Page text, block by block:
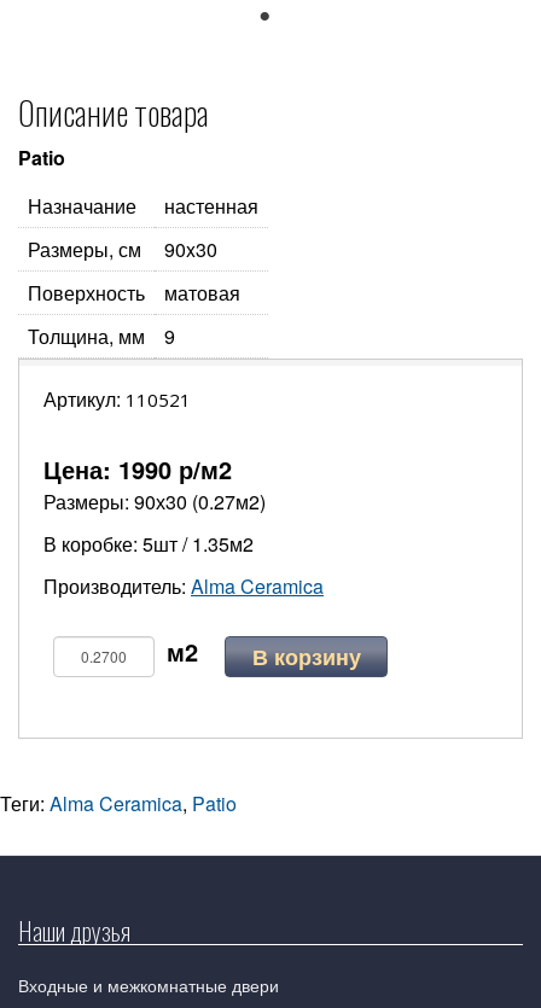
Описание товара
Patio
Назначание
настенная
Размеры, см
90x30
Поверхность
матовая
Толщина, мм
9
Артикул: 110521
Цена: 1990 р/м2
Размеры: 90х30 (0.27м2)
В коробке: 5шт / 1.35м2
Производитель: Alma Ceramica
В корзину
Теги: Alma Ceramica, Patio
Наши друзья
Входные и межкомнатные двери